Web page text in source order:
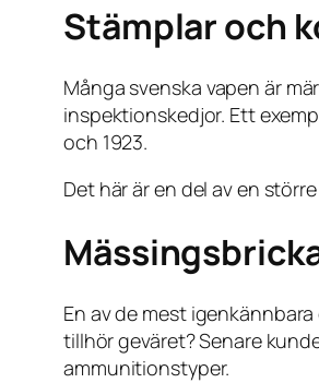
Stämplar och
Många svenska vapen är
inspektionskedjor. Ett
och 1923.
Det här är en del av en
En av de mest
tillhör geväret? Senare
ammunitionstyper.